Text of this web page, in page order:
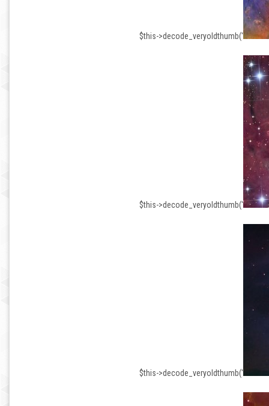
$this->decode_veryoldthumb('
$this->decode_veryoldthumb('
$this->decode_veryoldthumb('